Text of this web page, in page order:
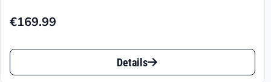
€169.99
Dieses
Produkt
Details